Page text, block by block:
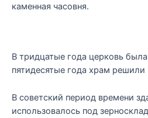
каменная часовня.
В тридцатые года церковь
пятидесятые года храм решили
В советский период времени
использовалось под